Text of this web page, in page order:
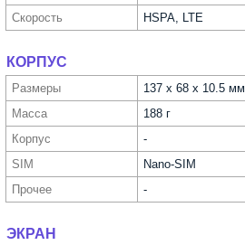
Скорость
HSPA, LTE
КОРПУС
Размеры
137 x 68 x 10.5 мм
Масса
188 г
Корпус
-
SIM
Nano-SIM
Прочее
-
ЭКРАН